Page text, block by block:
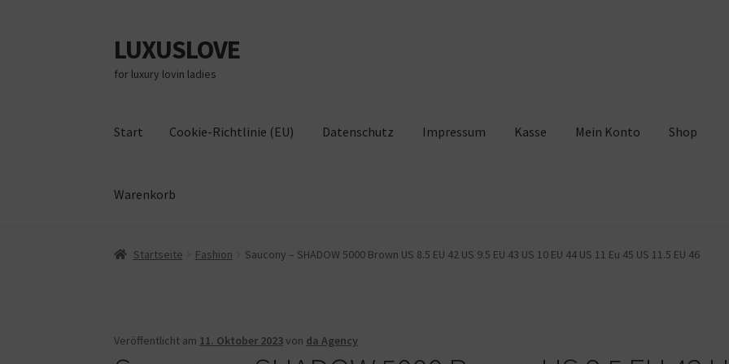
Zur
Navigation
springen
Zum
Inhalt
springen
LUXUSLOVE
for luxury lovin ladies
Start Cookie-Richtlinie (EU) Datenschutz Impressum Kasse Mein Konto Shop
Warenkorb
Start Cookie-Richtlinie (EU) Datenschutz Impressum Kasse Mein Konto Shop Warenkorb
Startseite Fashion Saucony – SHADOW 5000 Brown US 8.5 EU 42 US 9.5 EU 43 US 10 EU 44 US 11 Eu 45 US 11.5 EU 46
Veröffentlicht am 11. Oktober 2023von da Agency